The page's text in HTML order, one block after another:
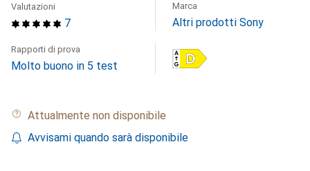
7
Valutazioni Marca
Altri prodotti Sony
Rapporti di prova
Molto buono in 5 test
Attualmente non disponibile
Avvisami quando sarà disponibile